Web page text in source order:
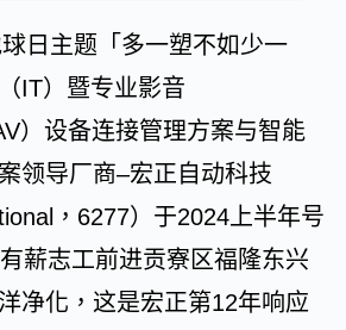
日主题「多一塑不如少一
IT）暨专业影音
）设备连接管理方案与智能
领导厂商–宏正自动科技
，6277）于2024上半年号
薪志工前进贡寮区福隆东兴
净化，这是宏正第12年响应